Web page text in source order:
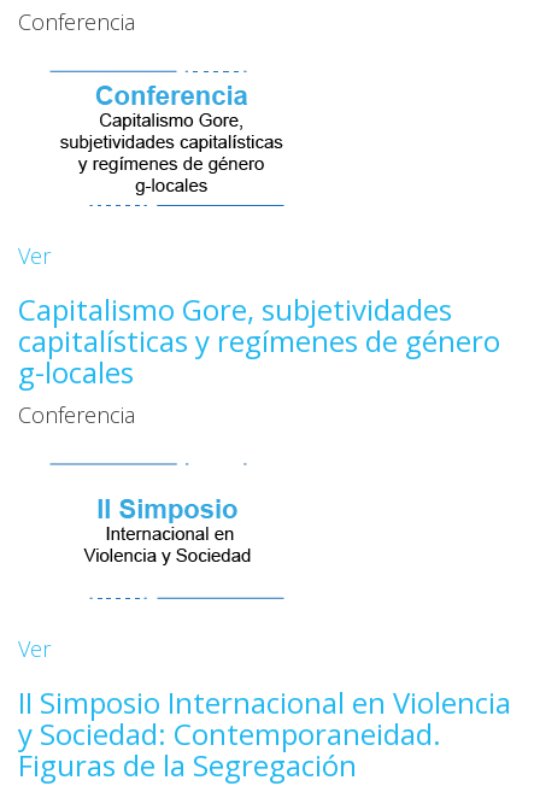
Conferencia
Ver
Capitalismo Gore, subjetividades
capitalísticas y regímenes de género
g-locales
Conferencia
Ver
II Simposio Internacional en Violencia
y Sociedad: Contemporaneidad.
Figuras de la Segregación